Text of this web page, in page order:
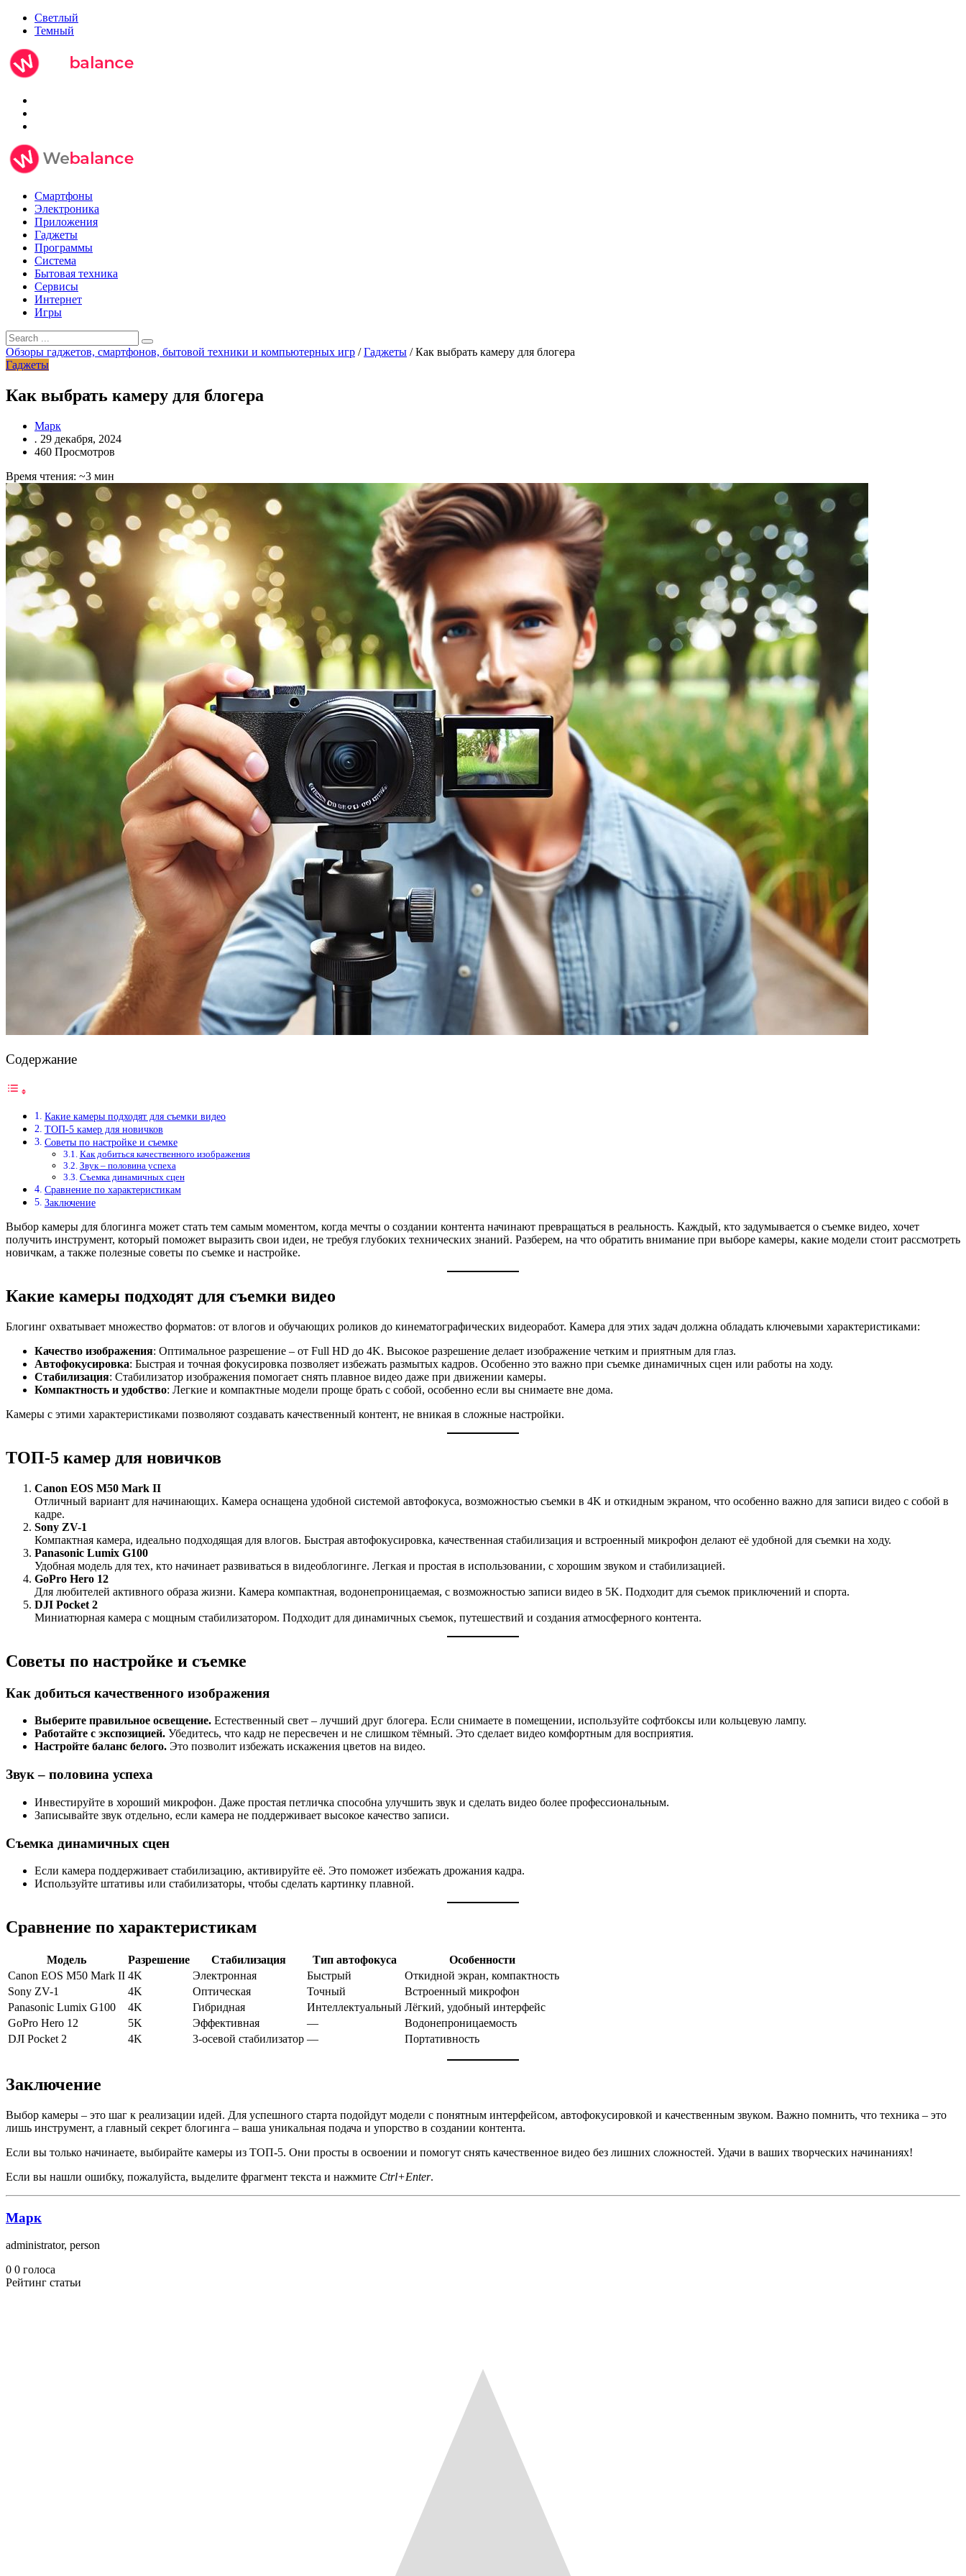
Светлый
Темный
Смартфоны
Электроника
Приложения
Гаджеты
Программы
Система
Бытовая техника
Сервисы
Интернет
Игры
Обзоры гаджетов, смартфонов, бытовой техники и компьютерных игр /Гаджеты /Как выбрать камеру для блогера
Гаджеты
Как выбрать камеру для блогера
Марк
. 29 декабря, 2024
460 Просмотров
Время чтения: ~3 мин
Содержание
Какие камеры подходят для съемки видео
ТОП-5 камер для новичков
Советы по настройке и съемке
Как добиться качественного изображения
Звук – половина успеха
Съемка динамичных сцен
Сравнение по характеристикам
Заключение
Выбор камеры для блогинга может стать тем самым моментом, когда мечты о создании контента начинают превращаться в реальность. Каждый, кто задумывается о съемке видео, хочет
получить инструмент, который поможет выразить свои идеи, не требуя глубоких технических знаний. Разберем, на что обратить внимание при выборе камеры, какие модели стоит рассмотреть
новичкам, а также полезные советы по съемке и настройке.
Какие камеры подходят для съемки видео
Блогинг охватывает множество форматов: от влогов и обучающих роликов до кинематографических видеоработ. Камера для этих задач должна обладать ключевыми характеристиками:
Качество изображения: Оптимальное разрешение – от Full HD до 4K. Высокое разрешение делает изображение четким и приятным для глаз.
Автофокусировка: Быстрая и точная фокусировка позволяет избежать размытых кадров. Особенно это важно при съемке динамичных сцен или работы на ходу.
Стабилизация: Стабилизатор изображения помогает снять плавное видео даже при движении камеры.
Компактность и удобство: Легкие и компактные модели проще брать с собой, особенно если вы снимаете вне дома.
Камеры с этими характеристиками позволяют создавать качественный контент, не вникая в сложные настройки.
ТОП-5 камер для новичков
Canon EOS M50 Mark II
Отличный вариант для начинающих. Камера оснащена удобной системой автофокуса, возможностью съемки в 4K и откидным экраном, что особенно важно для записи видео с собой в
кадре.
Sony ZV-1
Компактная камера, идеально подходящая для влогов. Быстрая автофокусировка, качественная стабилизация и встроенный микрофон делают её удобной для съемки на ходу.
Panasonic Lumix G100
Удобная модель для тех, кто начинает развиваться в видеоблогинге. Легкая и простая в использовании, с хорошим звуком и стабилизацией.
GoPro Hero 12
Для любителей активного образа жизни. Камера компактная, водонепроницаемая, с возможностью записи видео в 5K. Подходит для съемок приключений и спорта.
DJI Pocket 2
Миниатюрная камера с мощным стабилизатором. Подходит для динамичных съемок, путешествий и создания атмосферного контента.
Советы по настройке и съемке
Как добиться качественного изображения
Выберите правильное освещение. Естественный свет – лучший друг блогера. Если снимаете в помещении, используйте софтбоксы или кольцевую лампу.
Работайте с экспозицией. Убедитесь, что кадр не пересвечен и не слишком тёмный. Это сделает видео комфортным для восприятия.
Настройте баланс белого. Это позволит избежать искажения цветов на видео.
Звук – половина успеха
Инвестируйте в хороший микрофон. Даже простая петличка способна улучшить звук и сделать видео более профессиональным.
Записывайте звук отдельно, если камера не поддерживает высокое качество записи.
Съемка динамичных сцен
Если камера поддерживает стабилизацию, активируйте её. Это поможет избежать дрожания кадра.
Используйте штативы или стабилизаторы, чтобы сделать картинку плавной.
Сравнение по характеристикам
Модель Разрешение Стабилизация Тип автофокуса
Особенности
Canon EOS M50 Mark II 4K Электронная Быстрый
Откидной экран, компактность
Sony ZV-1
4K Оптическая Точный
Встроенный микрофон
Panasonic Lumix G100
4K Гибридная Интеллектуальный Лёгкий, удобный интерфейс
GoPro Hero 12
5K Эффективная —
Водонепроницаемость
DJI Pocket 2
4K 3-осевой стабилизатор — Портативность
Заключение
Выбор камеры – это шаг к реализации идей. Для успешного старта подойдут модели с понятным интерфейсом, автофокусировкой и качественным звуком. Важно помнить, что техника – это
лишь инструмент, а главный секрет блогинга – ваша уникальная подача и упорство в создании контента.
Если вы только начинаете, выбирайте камеры из ТОП-5. Они просты в освоении и помогут снять качественное видео без лишних сложностей. Удачи в ваших творческих начинаниях!
Если вы нашли ошибку, пожалуйста, выделите фрагмент текста и нажмите Ctrl+Enter.
Марк
administrator, person
0 0 голоса
Рейтинг статьи